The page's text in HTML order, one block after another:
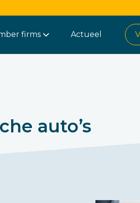
firms Actueel
auto’s